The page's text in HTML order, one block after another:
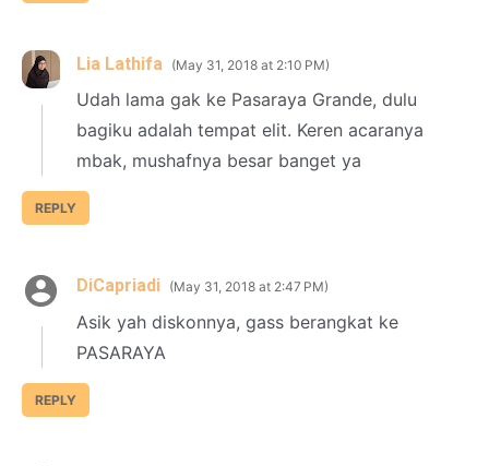
Lia Lathifa May 31, 2018 at 2:10 PM
Udah lama gak ke Pasaraya Grande, dulu
bagiku adalah tempat elit. Keren acaranya
mbak, mushafnya besar banget ya
REPLY
DiCapriadi May 31, 2018 at 2:47 PM
Asik yah diskonnya, gass berangkat ke
PASARAYA
REPLY